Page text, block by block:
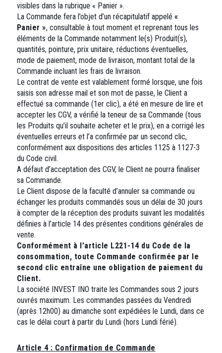
visibles dans la rubrique « Panier ».
La Commande fera l’objet d’un récapitulatif appelé «
Panier », consultable à tout moment et reprenant tous les
éléments de la Commande notamment le(s) Produit(s),
quantités, pointure, prix unitaire, réductions éventuelles,
mode de paiement, mode de livraison, montant total de la
Commande incluant les frais de livraison.
Le contrat de vente est valablement formé lorsque, une fois
saisis son adresse mail et son mot de passe, le Client a
effectué sa commande (1er clic), a été en mesure de lire et
accepter les CGV, a vérifié la teneur de sa Commande (tous
les Produits qu’il souhaite acheter et le prix), en a corrigé les
éventuelles erreurs et l’a confirmée par un second clic,
conformément aux dispositions des articles 1125 à 1127-3
du Code civil.
A défaut d’acceptation des CGV, le Client ne pourra finaliser
sa Commande.
Le Client dispose de la faculté d’annuler sa commande ou
échanger les produits commandés sous un délai de 30 jours
à compter de la réception des produits suivant les modalités
définies à l’article 14 des présentes conditions générales de
vente.
Conformément à l’article L221-14 du Code de la
consommation, toute Commande confirmée par le
second clic entraîne une obligation de paiement du
Client.
La société INVEST INO traite les Commandes sous 2 jours
ouvrés maximum. Les commandes passées du Vendredi
(après 12h00) au dimanche sont expédiées le Lundi, dans ce
cas le délai court à partir du Lundi (hors Lundi férié).
Article 4 : Confirmation de Commande